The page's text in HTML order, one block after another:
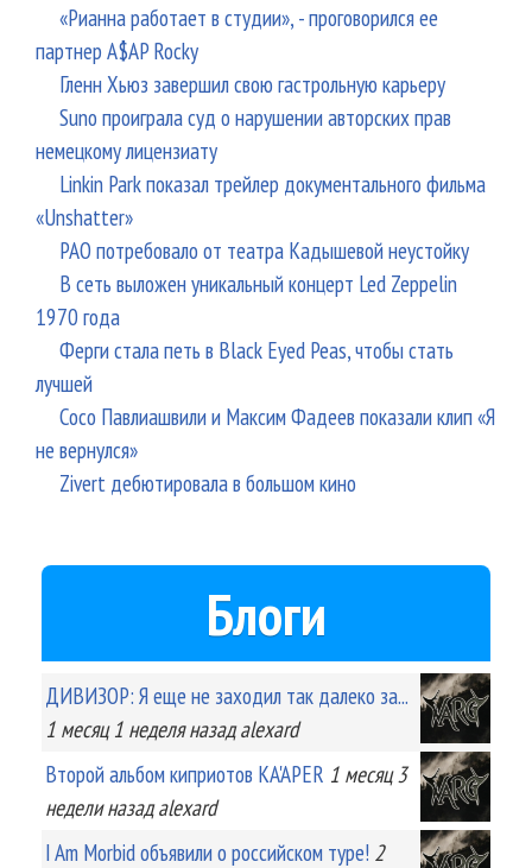
«Рианна работает в студии», - проговорился ее
партнер A$AP Rocky
Гленн Хьюз завершил свою гастрольную карьеру
Suno проиграла суд о нарушении авторских прав
немецкому лицензиату
Linkin Park показал трейлер документального фильма
«Unshatter»
РАО потребовало от театра Кадышевой неустойку
В сеть выложен уникальный концерт Led Zeppelin
1970 года
Ферги стала петь в Black Eyed Peas, чтобы стать
лучшей
Сосо Павлиашвили и Максим Фадеев показали клип «Я
не вернулся»
Zivert дебютировала в большом кино
Блоги
ДИВИЗОР: Я еще не заходил так далеко за...
1 месяц 1 неделяназад alexard
Второй альбом киприотов KA'APER 1 месяц 3
неделиназад alexard
I Am Morbid объявили о российском туре! 2